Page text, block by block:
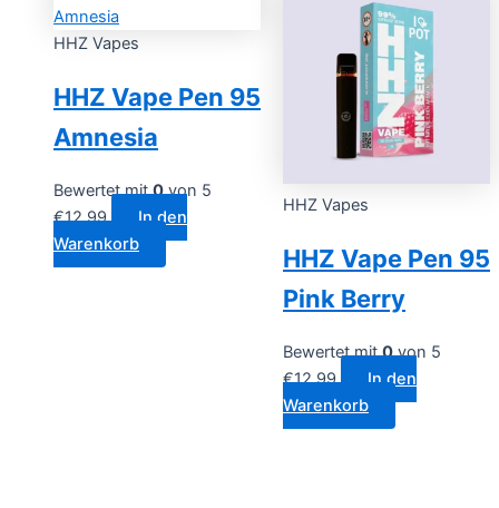
HHZ Vapes
HHZ Vape Pen 95
Amnesia
Bewertet mit0von 5
€12.99
In den
Warenkorb
HHZ Vapes
HHZ Vape Pen 95
Pink Berry
Bewertet mit0von 5
€12.99
In den
Warenkorb